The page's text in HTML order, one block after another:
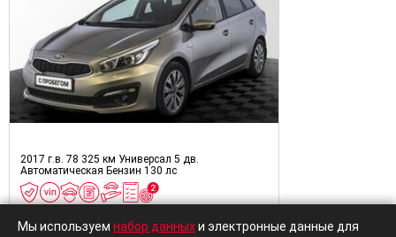
2017 г.в. 78 325 км Универсал 5 дв.
Автоматическая Бензин 130 лс
от1 079 000 ₽
Мы используем набор данныхи электронные данные для